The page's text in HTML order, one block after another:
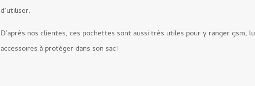
d’utiliser.
D’après nos clientes, ces pochettes sont aussi très utiles pour y ranger gsm,
accessoires à protéger dans son sac!